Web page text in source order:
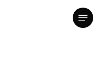
Menu